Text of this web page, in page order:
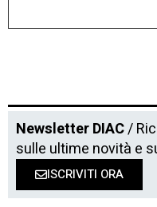
Newsletter DIAC/
sulle ultime novità e
ISCRIVITI ORA